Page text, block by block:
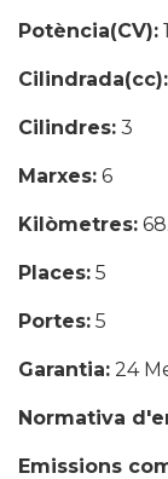
Potència(CV):
Cilindrada(cc):
Cilindres: 3
Marxes: 6
Kilòmetres:
Places: 5
Portes: 5
Garantia: 24
Normativa
Emissions